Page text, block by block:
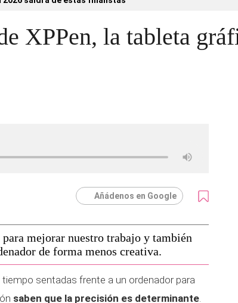
XPPen, la tableta
Añádenos en Google
mejorar nuestro trabajo y también
de forma menos creativa.
sentadas frente a un ordenador para
saben que la precisión es determinante.